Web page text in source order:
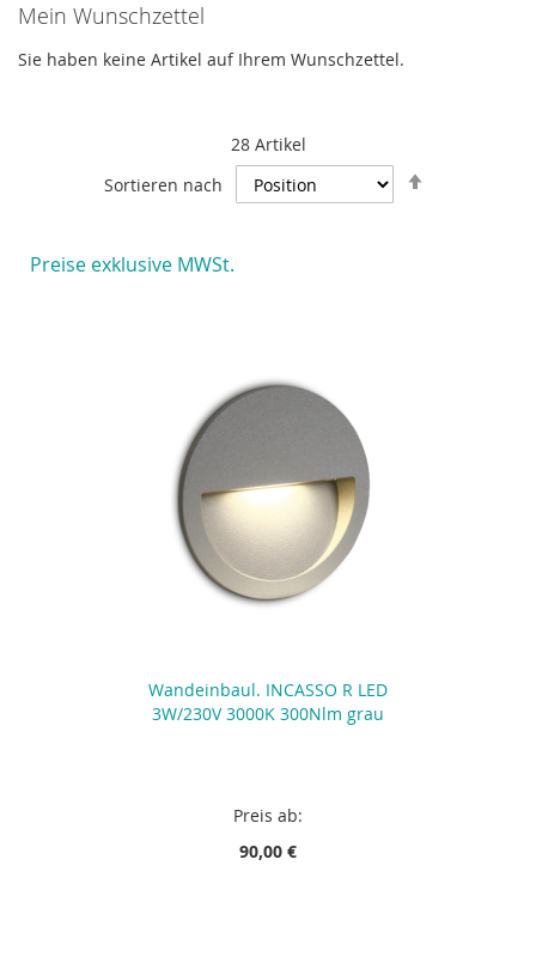
28Artikel
Sortieren nach
Preise exklusive MWSt.
Wandeinbaul. INCASSO R LED
3W/230V 3000K 300Nlm grau
Preis ab:
90,00 €
Mein Wunschzettel
Sie haben keine Artikel auf Ihrem Wunschzettel.